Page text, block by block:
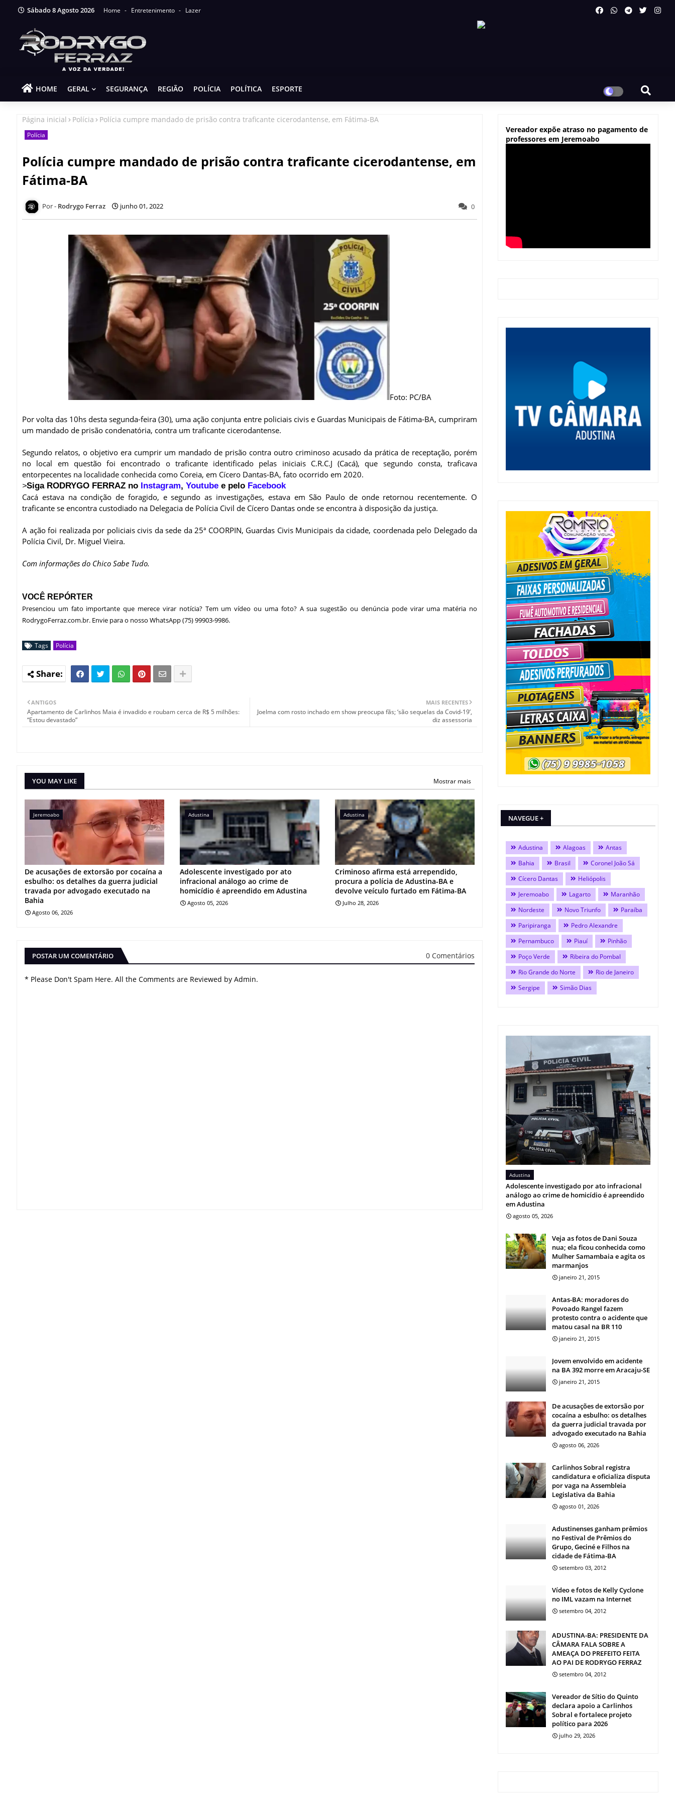
Sábado 8 Agosto 2026 Home Entretenimento Lazer
HOME GERAL SEGURANÇA REGIÃO POLÍCIA POLÍTICA ESPORTE
Página inicial Polícia Polícia cumpre mandado de prisão contra traficante cicerodantense, em Fátima-BA
Polícia
Polícia cumpre mandado de prisão contra traficante cicerodantense, em
Fátima-BA
Rodrygo Ferraz junho 01, 2022 0
Foto: PC/BA
Por volta das 10hs desta segunda-feira (30), uma ação conjunta entre policiais civis e Guardas Municipais de Fátima-BA, cumpriram
um mandado de prisão condenatória, contra um traficante cicerodantense.
Segundo relatos, o objetivo era cumprir um mandado de prisão contra outro criminoso acusado da prática de receptação, porém
no local em questão foi encontrado o traficante identificado pelas iniciais C.R.C.J (Cacá), que segundo consta, traficava
entorpecentes na localidade conhecida como Coreia, em Cícero Dantas-BA, fato ocorrido em 2020.
>Siga RODRYGO FERRAZ no Instagram, Youtube e pelo Facebook
Cacá estava na condição de foragido, e segundo as investigações, estava em São Paulo de onde retornou recentemente. O
traficante se encontra custodiado na Delegacia de Polícia Civil de Cícero Dantas onde se encontra à disposição da justiça.
A ação foi realizada por policiais civis da sede da 25ª COORPIN, Guardas Civis Municipais da cidade, coordenada pelo Delegado da
Polícia Civil, Dr. Miguel Vieira.
Com informações do Chico Sabe Tudo.
VOCÊ REPÓRTER
Presenciou um fato importante que merece virar notícia? Tem um vídeo ou uma foto? A sua sugestão ou denúncia pode virar uma matéria no
RodrygoFerraz.com.br. Envie para o nosso WhatsApp (75) 99903-9986.
Tags Polícia
MAIS RECENTES
Joelma com rosto inchado em show preocupa fãs; ‘são sequelas da Covid-19’,
diz assessoria
ANTIGOS
Apartamento de Carlinhos Maia é invadido e roubam cerca de R$ 5 milhões:
“Estou devastado”
YOU MAY LIKE Mostrar mais
Jeremoabo
De acusações de extorsão por cocaína a
esbulho: os detalhes da guerra judicial
travada por advogado executado na
Bahia
Agosto 06, 2026
Adustina
Adolescente investigado por ato
infracional análogo ao crime de
homicídio é apreendido em Adustina
Agosto 05, 2026
Adustina
Criminoso afirma está arrependido,
procura a polícia de Adustina-BA e
devolve veículo furtado em Fátima-BA
Julho 28, 2026
POSTAR UM COMENTÁRIO 0 Comentários
* Please Don't Spam Here. All the Comments are Reviewed by Admin.
Vereador expõe atraso no pagamento de
professores em Jeremoabo
NAVEGUE +
Adustina Alagoas
Antas
Bahia
Brasil
Coronel João Sá
Cícero Dantas
Heliópolis
Jeremoabo
Lagarto
Maranhão
Nordeste
Novo Triunfo
Paraíba
Paripiranga
Pedro Alexandre
Pernambuco
Piauí
Pinhão
Poço Verde
Ribeira do Pombal
Rio Grande do Norte
Rio de Janeiro
Sergipe
Simão Dias
Adustina
Adolescente investigado por ato infracional
análogo ao crime de homicídio é apreendido
em Adustina
agosto 05, 2026
Veja as fotos de Dani Souza
nua; ela ficou conhecida como
Mulher Samambaia e agita os
marmanjos
janeiro 21, 2015
Antas-BA: moradores do
Povoado Rangel fazem
protesto contra o acidente que
matou casal na BR 110
janeiro 21, 2015
Jovem envolvido em acidente
na BA 392 morre em Aracaju-SE
janeiro 21, 2015
De acusações de extorsão por
cocaína a esbulho: os detalhes
da guerra judicial travada por
advogado executado na Bahia
agosto 06, 2026
Carlinhos Sobral registra
candidatura e oficializa disputa
por vaga na Assembleia
Legislativa da Bahia
agosto 01, 2026
Adustinenses ganham prêmios
no Festival de Prêmios do
Grupo, Geciné e Filhos na
cidade de Fátima-BA
setembro 03, 2012
Vídeo e fotos de Kelly Cyclone
no IML vazam na Internet
setembro 04, 2012
ADUSTINA-BA: PRESIDENTE DA
CÂMARA FALA SOBRE A
AMEAÇA DO PREFEITO FEITA
AO PAI DE RODRYGO FERRAZ
setembro 04, 2012
Vereador de Sítio do Quinto
declara apoio a Carlinhos
Sobral e fortalece projeto
político para 2026
julho 29, 2026